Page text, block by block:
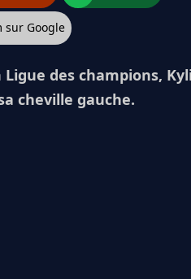
sur Google
des champions,
cheville gauche.